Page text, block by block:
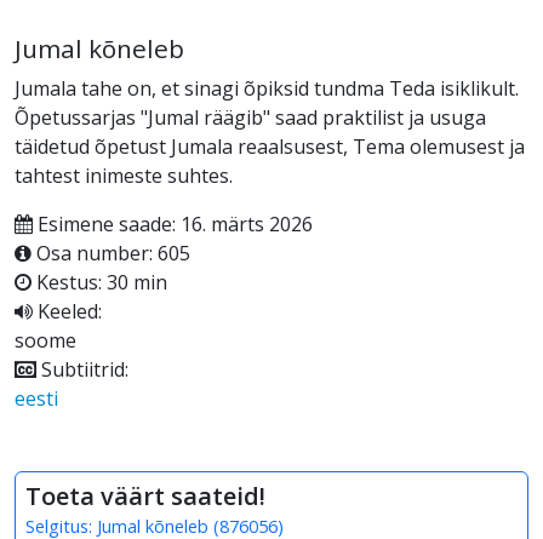
Jumal kõneleb
Jumala tahe on, et sinagi õpiksid tundma Teda isiklikult.
Õpetussarjas "Jumal räägib" saad praktilist ja usuga
täidetud õpetust Jumala reaalsusest, Tema olemusest ja
tahtest inimeste suhtes.
Esimene saade: 16. märts 2026
Osa number: 605
Kestus: 30 min
Keeled:
soome
Subtiitrid:
eesti
Toeta väärt saateid!
Selgitus: Jumal kõneleb (876056)